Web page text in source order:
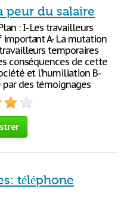
peur du salaire
: I- Les travailleurs
A- La mutation
temporaires
conséquences de cette
et l’humiliation B-
des témoignages
téléphone